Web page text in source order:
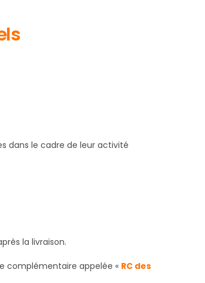
dans le cadre de leur activité
la livraison.
complémentaire appelée « RC des